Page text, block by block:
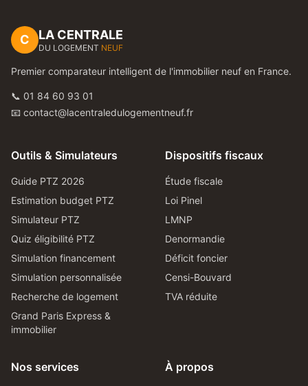
C LA CENTRALE
DU LOGEMENT NEUF
Premier comparateur intelligent de l'immobilier neuf en France.
📞 01 84 60 93 01
📧 contact@lacentraledulogementneuf.fr
Outils & Simulateurs
Guide PTZ 2026
Estimation budget PTZ
Simulateur PTZ
Quiz éligibilité PTZ
Simulation financement
Simulation personnalisée
Recherche de logement
Grand Paris Express &
immobilier
Dispositifs fiscaux
Étude fiscale
Loi Pinel
LMNP
Denormandie
Déficit foncier
Censi-Bouvard
TVA réduite
Nos services À propos